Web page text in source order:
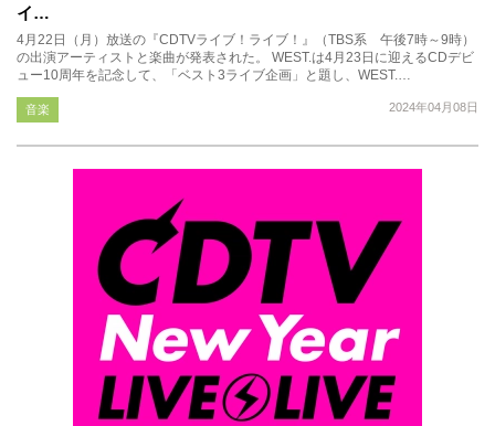
イ…
4月22日（月）放送の『CDTVライブ！ライブ！』（TBS系 午後7時～9時）
の出演アーティストと楽曲が発表された。 WEST.は4月23日に迎えるCDデビ
ュー10周年を記念して、「ベスト3ライブ企画」と題し、WEST.…
2024年04月08日
音楽